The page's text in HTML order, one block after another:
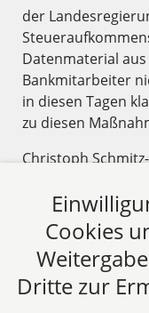
unter
Wirtschaftsprüfern
laufende
Mandanten
gemeinsam
der
Datenmaterial
Bankmitarbeiter
in diesen Tagen
zu diesen
Christoph
22.08.2012
Beitrag lesen
Cookies
Dritte zur